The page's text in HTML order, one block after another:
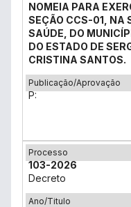
NOMEIA PARA
SEÇÃO CCS-01, NA
SAÚDE, DO
DO ESTADO DE
CRISTINA SANTOS.
Publicação/Aprovação
P:
Processo
103-2026
Decreto
Ano/Titulo